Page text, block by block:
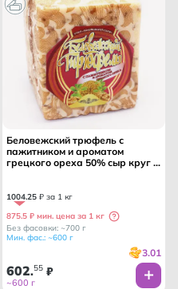
Беловежский трюфель с
пажитником и ароматом
грецкого ореха 50% сыр круг /
1004.25 ₽ за 1 кг
875.5 ₽ мин. цена за 1 кг
Без фасовки: ~700 г
Мин. фас.: ~600 г
3.01
602.55 ₽
~600 г